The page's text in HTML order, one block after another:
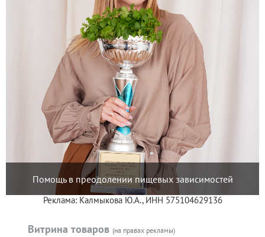
Помощь в преодолении пищевых зависимостей
Реклама: Калмыкова Ю.А., ИНН 575104629136
Витрина товаров (на правах рекламы)